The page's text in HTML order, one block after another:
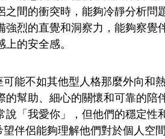
間的衝突時，能夠冷靜分析問
強烈的直覺和洞察力，能夠察覺
的安全感。
可能不如其他型人格那麼外向和
的幫助、細心的關懷和可靠的陪
「我愛你」，但他們的穩定性
望伴侶能夠理解他們對於個人空